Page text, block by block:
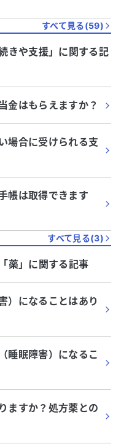
すべて見る(59)
きや支援」に関する記
金はもらえますか？
場合に受けられる支
帳は取得できます
すべて見る(3)
薬」に関する記事
）になることはあり
睡眠障害）になるこ
ますか？処方薬との